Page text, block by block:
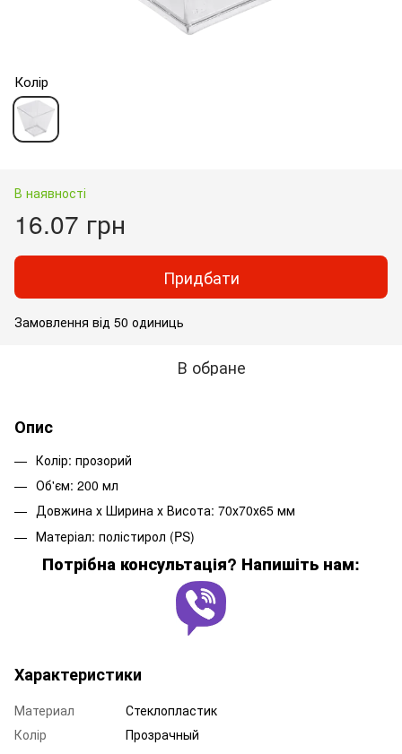
Колір
В наявності
16.07 грн
Придбати
Замовлення від 50 одиниць
В обране
Опис
Колір: прозорий
Об'єм: 200 мл
Довжина х Ширина х Висота: 70х70х65 мм
Матеріал: полістирол (PS)
Потрібна консультація? Напишіть нам:
Характеристики
Материал
Стеклопластик
Колір
Прозрачный